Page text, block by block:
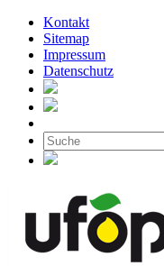
Kontakt
Sitemap
Impressum
Datenschutz